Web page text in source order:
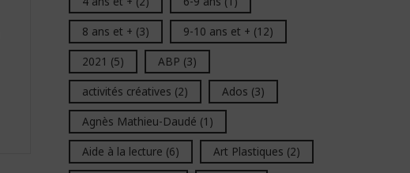
8 ans et + (3) 9-10 ans et + (12)
2021 (5) ABP (3)
activités créatives (2) Ados (3)
Agnès Mathieu-Daudé (1)
Aide à la lecture (6) Art Plastiques (2)